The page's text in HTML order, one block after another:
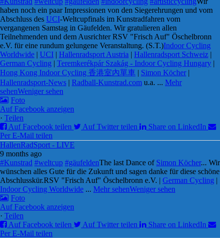
haben noch ein paar Impressionen von den Siegerehrungen und vom
Abschluss des UCI-Weltcupfinals im Kunstradfahren vom
vergangenen Samstag in Gäufelden. Wir gratulieren allen
Teilnehmenden und dem Ausrichter RSV "Frisch Auf" Öschelbronn
e.V. für eine rundum gelungene Veranstaltung. (S.T.)Indoor Cycling
Worldwide | UCI | Hallenradsport Austria | Hallenradsport Schweiz |
German Cycling | Teremkerékpár Szakág - Indoor Cycling Hungary |
Hong Kong Indoor Cycling 香港室內單車 | Simon Köcher |
Hallenradsport-News | Radball-Kunstrad.com u.a. ... Mehr
sehenWeniger sehen
Foto
Auf Facebook anzeigen
· Teilen
Auf Facebook teilen
Auf Twitter teilen
Share on LinkedIn
Per E-Mail teilen
HallenRadSport - LIVE
9 months ago
#Kunstrad #weltcup #gäufeldenThe last Dance of Simon Köcher... Wir
wünschen alles Gute für die Zukunft und sagen danke für diese schöne
Abschlusskür.RSV "Frisch Auf" Öschelbronn e.V. | German Cycling |
Indoor Cycling Worldwide ... Mehr sehenWeniger sehen
Foto
Auf Facebook anzeigen
· Teilen
Auf Facebook teilen
Auf Twitter teilen
Share on LinkedIn
Per E-Mail teilen